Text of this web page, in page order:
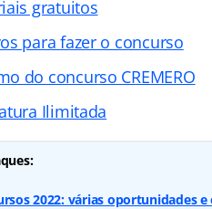
gratuitos
para fazer o concurso
do concurso CREMERO
Ilimitada
2022: várias oportunidades